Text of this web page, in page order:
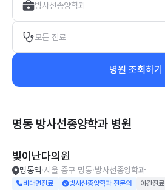
방사선종양학과
모든 진료
병원 조회하기
명동 방사선종양학과 병원
빛이난다의원
명동역 서울 중구 명동 방사선종양학과
비대면진료 방사선종양학과 전문의 야간진료